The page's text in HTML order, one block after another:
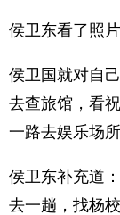
侯卫东看了照
侯卫国就对自
去查旅馆，看
一路去娱乐场
侯卫东补充道
去一趟，找杨